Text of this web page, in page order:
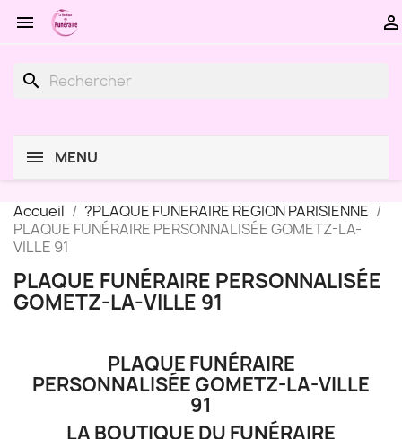
 
search
MENU
Accueil
?PLAQUE FUNERAIRE REGION PARISIENNE
PLAQUE FUNÉRAIRE PERSONNALISÉE GOMETZ-LA-
VILLE 91
PLAQUE FUNÉRAIRE PERSONNALISÉE
GOMETZ-LA-VILLE 91
PLAQUE FUNÉRAIRE
PERSONNALISÉE GOMETZ-LA-VILLE
91
LA BOUTIQUE DU FUNÉRAIRE